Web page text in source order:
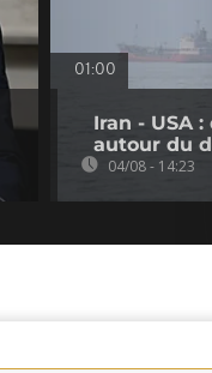
01:00
Iran - USA
autour du
04/08 - 14:23